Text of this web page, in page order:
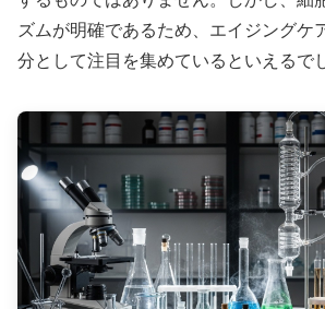
ズムが明確であるため、エイジングケ
分として注目を集めているといえるで